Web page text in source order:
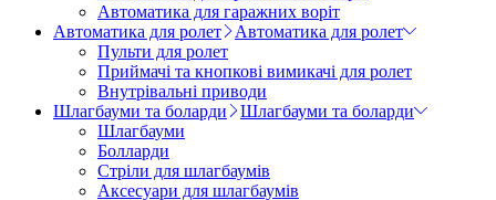
Автоматика для гаражних воріт
Автоматика для ролет
Автоматика для ролет
Пульти для ролет
Приймачі та кнопкові вимикачі для ролет
Внутрівальні приводи
Шлагбауми та боларди
Шлагбауми та боларди
Шлагбауми
Болларди
Стріли для шлагбаумів
Аксесуари для шлагбаумів